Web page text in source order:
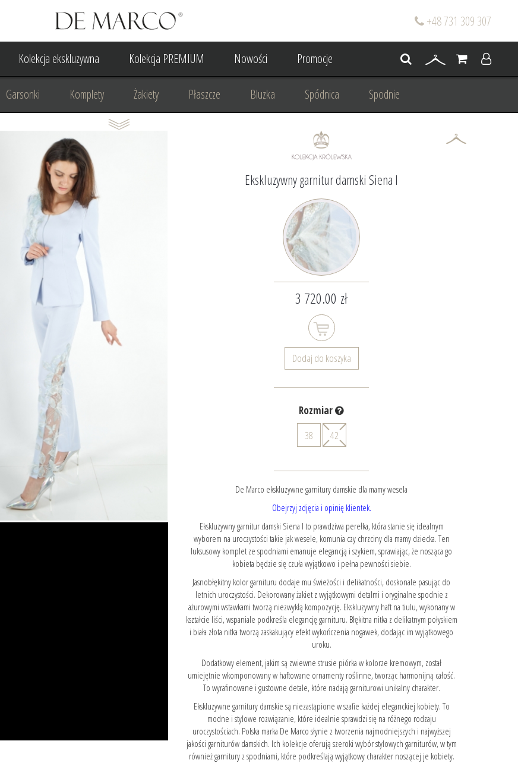
+48 731 309 307
Kolekcja ekskluzywna Kolekcja PREMIUM Nowości Promocje
Garsonki Komplety Żakiety Płaszcze Bluzka Spódnica Spodnie
Suknia Wieczorowa Suknia Ślubna Dla mamy wesela
Odzież biznesowa Na komunię Projektowanie/ Stylizacja
Ekskluzywny garnitur damski Siena I
3 720.00 zł
Dodaj do koszyka
Rozmiar
38
42
De Marco ekskluzywne garnitury damskie dla mamy wesela
Obejrzyj zdjęcia i opinię klientek.
Ekskluzywny garnitur damski Siena I to prawdziwa perełka, która stanie się idealnym
wyborem na uroczystości takie jak wesele, komunia czy chrzciny dla mamy dziecka. Ten
luksusowy komplet ze spodniami emanuje elegancją i szykiem, sprawiając, że nosząca go
kobieta będzie się czuła wyjątkowo i pełna pewności siebie.
Jasnobłękitny kolor garnituru dodaje mu świeżości i delikatności, doskonale pasując do
letnich uroczystości. Dekorowany żakiet z wyjątkowymi detalmi i oryginalne spodnie z
ażurowymi wstawkami tworzą niezwykłą kompozycję. Ekskluzywny haft na tiulu, wykonany w
kształcie liści, wspaniale podkreśla elegancję garnituru. Błękitna nitka z delikatnym połyskiem
i biała złota nitka tworzą zaskakujący efekt wykończenia nogawek, dodając im wyjątkowego
uroku.
Dodatkowy element, jakim są zwiewne strusie piórka w kolorze kremowym, został
umiejętnie wkomponowany w haftowane ornamenty roślinne, tworząc harmonijną całość.
To wyrafinowane i gustowne detale, które nadają garniturowi unikalny charakter.
Ekskluzywne garnitury damskie są niezastąpione w szafie każdej eleganckiej kobiety. To
modne i stylowe rozwiązanie, które idealnie sprawdzi się na różnego rodzaju
uroczystościach. Polska marka De Marco słynie z tworzenia najmodniejszych i najwyższej
jakości garniturów damskich. Ich kolekcje oferują szeroki wybór stylowych garniturów, w tym
również garnitury z spodniami, które podkreślają wyjątkowy charakter noszącej je kobiety.